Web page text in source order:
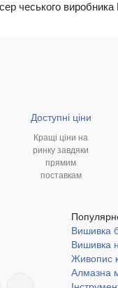
чеського виробника
Доступні ціни
Кращі ціни на
ринку завдяки
прямим
поставкам
Вишивка
Вишивка
Живопис
Алмазна